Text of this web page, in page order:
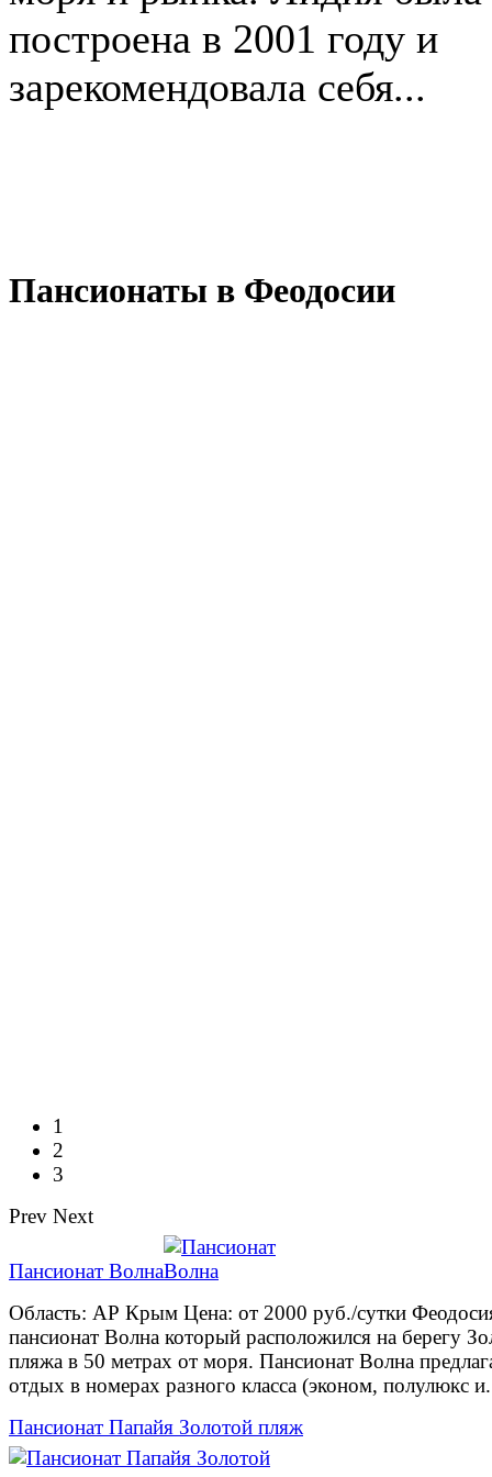
построена в 2001 году и
зарекомендовала себя...
Пансионаты в Феодосии
1
2
3
Prev Next
Пансионат Волна
Область: АР Крым Цена: от 2000 руб./сутки
пансионат Волна который расположился на берегу
пляжа в 50 метрах от моря. Пансионат Волна
отдых в номерах разного класса (эконом, полулюкс
Пансионат Папайя Золотой пляж